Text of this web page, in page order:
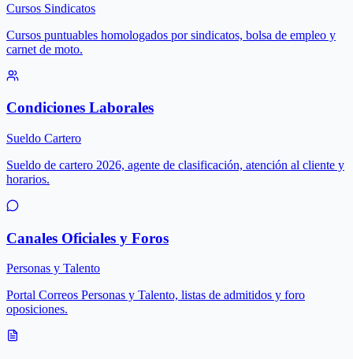
Cursos Sindicatos
Cursos puntuables homologados por sindicatos, bolsa de empleo y
carnet de moto.
Condiciones Laborales
Sueldo Cartero
Sueldo de cartero 2026, agente de clasificación, atención al cliente y
horarios.
Canales Oficiales y Foros
Personas y Talento
Portal Correos Personas y Talento, listas de admitidos y foro
oposiciones.